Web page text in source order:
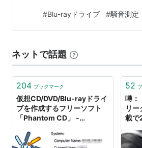
て、ファイルコピー時とBD
#Blu-rayドライブ #騒音測定
ネットで話題
204 ブックマーク
仮想CD/DVD/Blu-rayドライ
ブを作成するフリーソフト
「Phantom CD」 -
52
噂：
リ
載で
内・